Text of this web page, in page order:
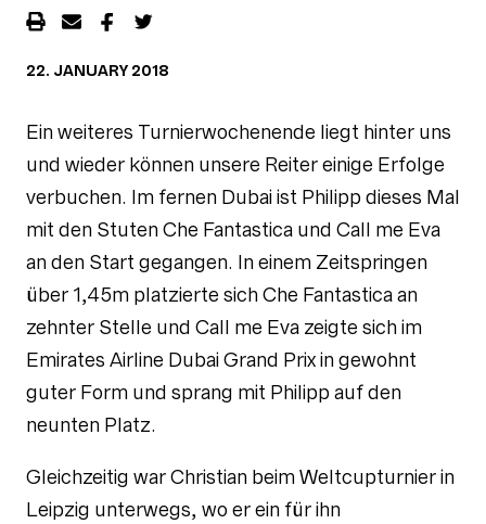
22. JANUARY 2018
Ein weiteres Turnierwochenende liegt hinter uns
und wieder können unsere Reiter einige Erfolge
verbuchen. Im fernen Dubai ist Philipp dieses Mal
mit den Stuten Che Fantastica und Call me Eva
an den Start gegangen. In einem Zeitspringen
über 1,45m platzierte sich Che Fantastica an
zehnter Stelle und Call me Eva zeigte sich im
Emirates Airline Dubai Grand Prix in gewohnt
guter Form und sprang mit Philipp auf den
neunten Platz.
Gleichzeitig war Christian beim Weltcupturnier in
Leipzig unterwegs, wo er ein für ihn